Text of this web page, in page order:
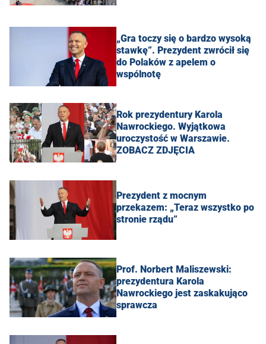
„Gra toczy się o bardzo wysoką
stawkę”. Prezydent zwrócił się
do Polaków z apelem o
wspólnotę
Rok prezydentury Karola
Nawrockiego. Wyjątkowa
uroczystość w Warszawie.
ZOBACZ ZDJĘCIA
Prezydent z mocnym
przekazem: „Teraz wszystko po
stronie rządu”
Prof. Norbert Maliszewski:
prezydentura Karola
Nawrockiego jest zaskakująco
sprawcza